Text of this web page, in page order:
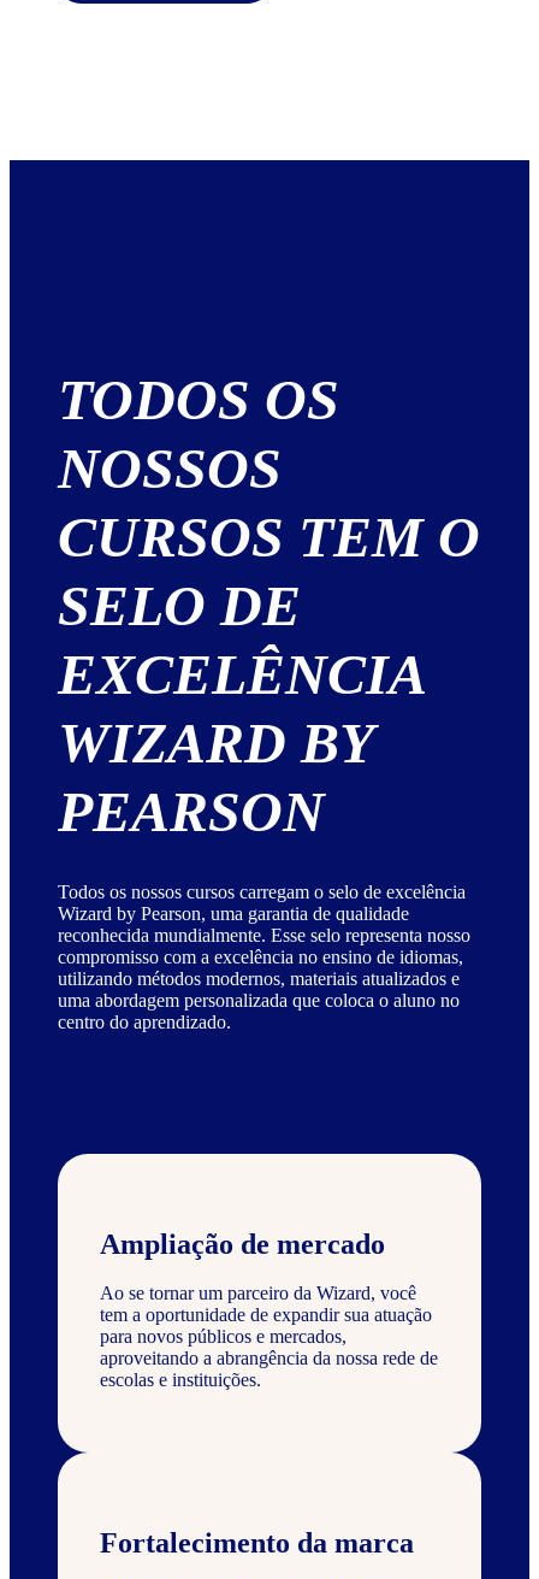
TODOS OS
NOSSOS
CURSOS TEM O
SELO DE
EXCELÊNCIA
WIZARD BY
PEARSON
Todos os nossos cursos carregam o selo de excelência
Wizard by Pearson, uma garantia de qualidade
reconhecida mundialmente. Esse selo representa nosso
compromisso com a excelência no ensino de idiomas,
utilizando métodos modernos, materiais atualizados e
uma abordagem personalizada que coloca o aluno no
centro do aprendizado.
Ampliação de mercado
Ao se tornar um parceiro da Wizard, você
tem a oportunidade de expandir sua atuação
para novos públicos e mercados,
aproveitando a abrangência da nossa rede de
escolas e instituições.
Fortalecimento da marca